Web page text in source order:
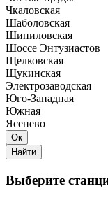
Чкаловская
Шаболовская
Шипиловская
Шоссе Энтузиастов
Щелковская
Щукинская
Электрозаводская
Юго-Западная
Южная
Ясенево
Выберите